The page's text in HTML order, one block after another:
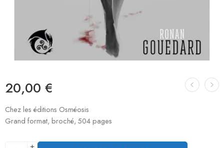
20,00 €
Chez les éditions Osméosis
Grand format, broché, 504 pages